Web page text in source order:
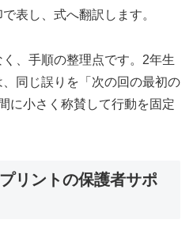
表し、式へ翻訳します。
、手順の整理点です。2年生
同じ誤りを「次の回の最初の
に小さく称賛して行動を固定
リントの保護者サポ